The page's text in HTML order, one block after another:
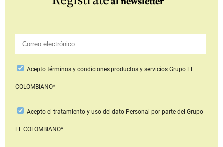
Aceptotérminos y condiciones productos y serviciosGrupo EL
COLOMBIANO*
Acepto el tratamiento y uso del dato Personal por parte del Grupo
EL COLOMBIANO*